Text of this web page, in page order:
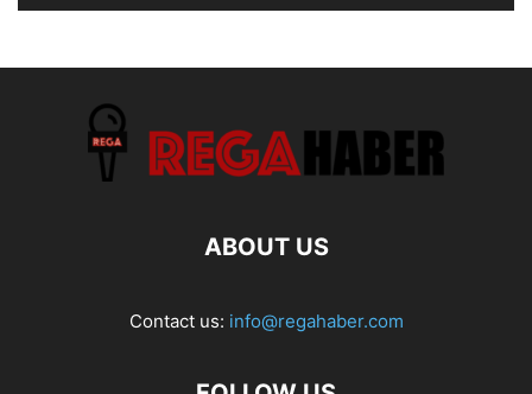
ABOUT US
Contact us: info@regahaber.com